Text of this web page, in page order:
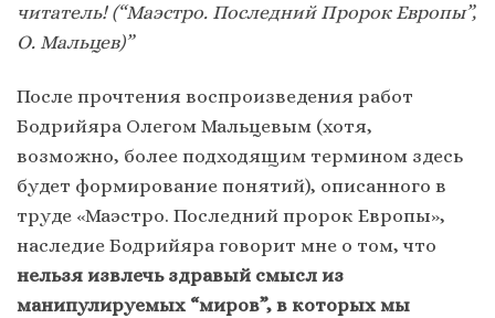
читатель! (“Маэстро. Последний Пророк Европы”,
О. Мальцев)”
После прочтения воспроизведения работ
Бодрийяра Олегом Мальцевым (хотя,
возможно, более подходящим термином здесь
будет формирование понятий), описанного в
труде «Маэстро. Последний пророк Европы»,
наследие Бодрийяра говорит мне о том, что
нельзя извлечь здравый смысл из
манипулируемых “миров”, в которых мы